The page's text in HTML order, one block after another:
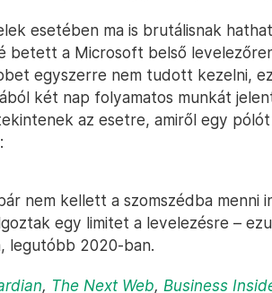
esetében ma is brutálisnak
betett a Microsoft belső
egyszerre nem tudott kezelni,
két nap folyamatos munkát
az esetre, amiről egy
nem kellett a szomszédba menni
egy limitet a levelezésre –
legutóbb 2020-ban.
, The Next Web, Business